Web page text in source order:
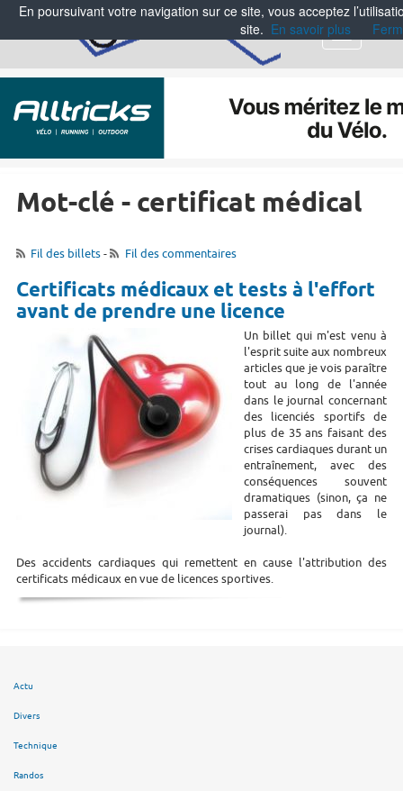
Menu
Mot-clé - certificat médical
Fil des billets- Fil des commentaires
Certificats médicaux et tests à l'effort
avant de prendre une licence
Un billet qui m'est venu à
l'esprit suite aux nombreux
articles que je vois paraître
tout au long de l'année
dans le journal concernant
des licenciés sportifs de
plus de 35 ans faisant des
crises cardiaques durant un
entraînement, avec des
conséquences souvent
dramatiques (sinon, ça ne
passerai pas dans le
journal).
Des accidents cardiaques qui remettent en cause l'attribution des
certificats médicaux en vue de licences sportives.
Actu
Divers
Technique
Randos
En poursuivant votre navigation sur ce site, vous acceptez
site. En savoir plus